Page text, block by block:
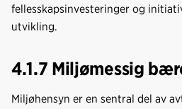
fellesskapsinvesteringer og
utvikling.
4.1.7 Miljømessig
Miljøhensyn er en sentral del av